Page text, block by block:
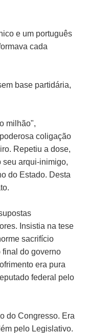
e um português
cada
base partidária,
milhão",
coligação
Repetiu a dose,
seu arqui-inimigo,
do Estado. Desta
Insistia na tese
sacrifício
final do governo
era pura
federal pelo
do Congresso. Era
pelo Legislativo.